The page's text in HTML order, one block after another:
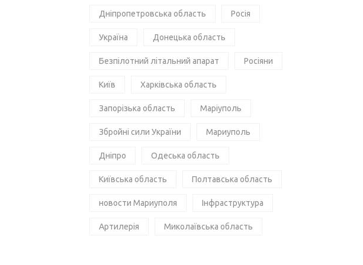
Дніпропетровська область Росія
Україна Донецька область
Безпілотний літальний апарат Росіяни
Київ Харківська область
Запорізька область Маріуполь
Збройні сили України Мариуполь
Дніпро Одеська область
Київська область Полтавська область
новости Мариуполя Інфраструктура
Артилерія Миколаївська область